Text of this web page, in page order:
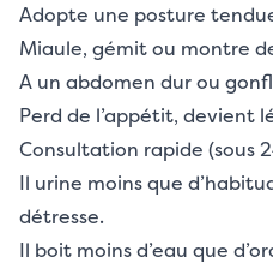
Adopte une posture
Miaule, gémit ou montre
A un abdomen dur ou
Perd de l’appétit, devient
Consultation rapide (sous
Il urine moins que
détresse.
Il boit moins d’eau que